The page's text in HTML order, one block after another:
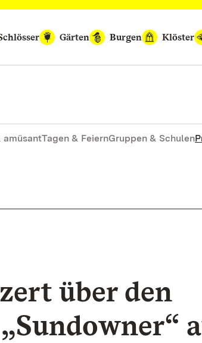
Gärten Burgen Klöster
amüsantTagen & FeiernGruppen & Schulen
über den